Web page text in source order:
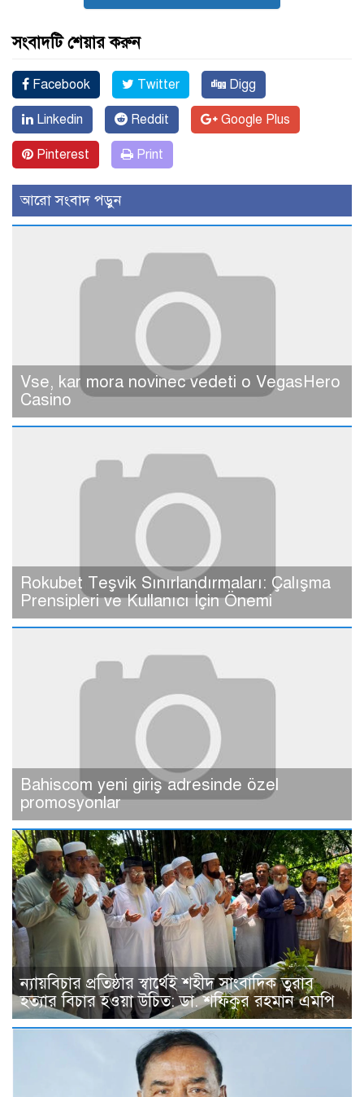
সংবাদটি শেয়ার করুন
Facebook Twitter Digg
Linkedin Reddit Google Plus
Pinterest Print
আরো সংবাদ পড়ুন
Vse, kar mora novinec vedeti o VegasHero
Casino
Rokubet Teşvik Sınırlandırmaları: Çalışma
Prensipleri ve Kullanıcı İçin Önemi
Bahiscom yeni giriş adresinde özel
promosyonlar
ন্যায়বিচার প্রতিষ্ঠার স্বার্থেই শহীদ সাংবাদিক তুরাব
হত্যার বিচার হওয়া উচিত: ডা. শফিকুর রহমান এমপি